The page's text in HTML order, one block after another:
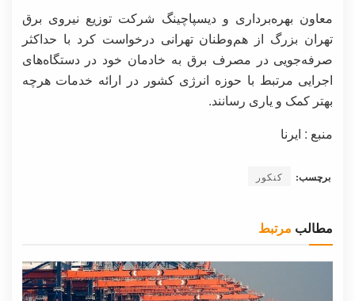
معاون بهره‌برداری و دیسپاچینگ شرکت توزیع نیروی برق
تهران بزرگ از هم‌وطنان تهرانی درخواست کرد با حداکثر
صرفه‌جویی در مصرف برق به خادمان خود در دستگاه‌های
اجرایی مرتبط با حوزه انرژی کشور در ارائه خدمات هرچه
بهتر کمک و یاری رسانند.
منبع : ایرنا
برچسب: کنکور
مطالب مرتبط